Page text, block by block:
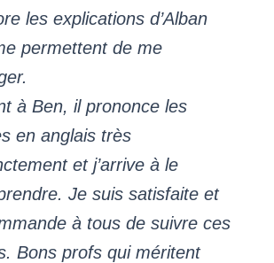
les explications d’Alban
permettent de me
à Ben, il prononce les
en anglais très
et j’arrive à le
Je suis satisfaite et
à tous de suivre ces
Bons profs qui méritent